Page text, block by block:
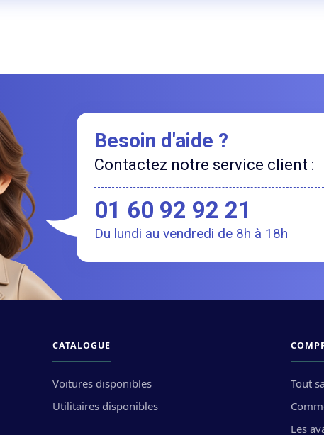
Besoin d'aide ?
Contactez notre service client :
01 60 92 92 21
Du lundi au vendredi de 8h à 18h
CATALOGUE
Voitures disponibles
Utilitaires disponibles
Tout
Les